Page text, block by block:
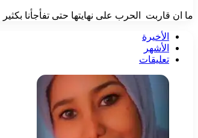
ما ان قاربت الحرب على نهايتها حتى تفأجأنا
الأخيرة
الأشهر
تعليقات